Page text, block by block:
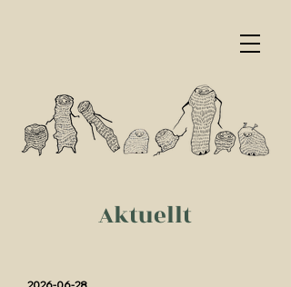
Aktuellt